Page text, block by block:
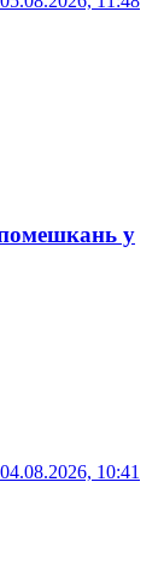
у
04.08.2026, 10:41